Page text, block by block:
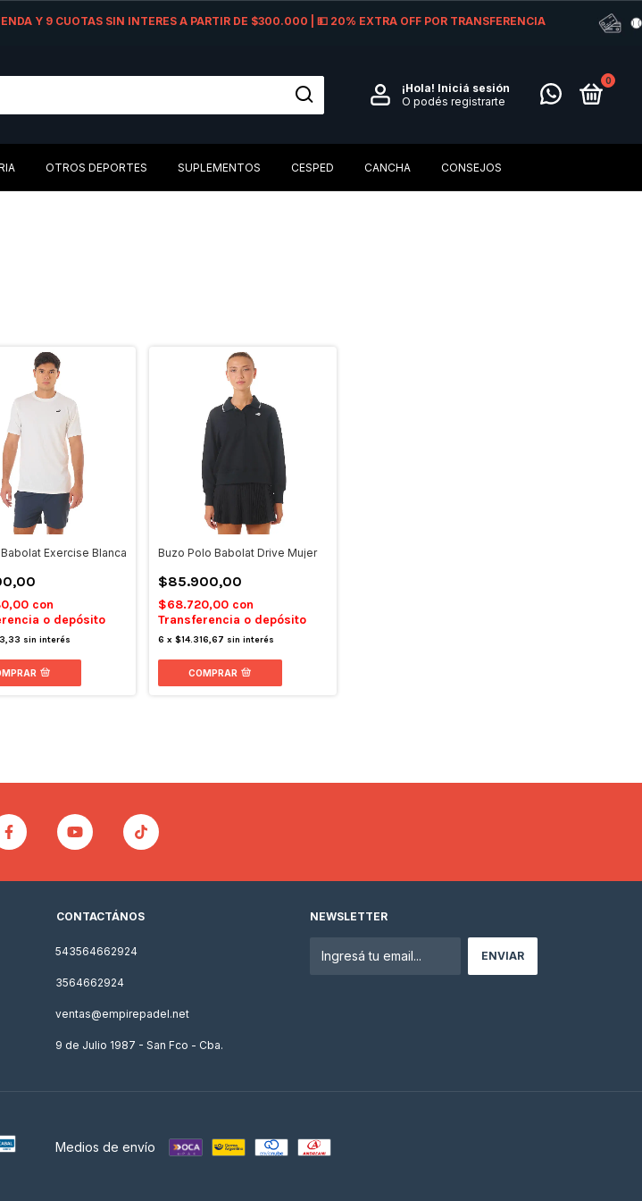
Y 9 CUOTAS SIN INTERES A PARTIR DE $300.000 | 💵 20% EXTRA OFF POR TRANSFERENCIA
¡Hola! Iniciá sesión
O podés registrarte
0
OTROS DEPORTES SUPLEMENTOS CESPED CANCHA CONSEJOS
Exercise Blanca
con
o depósito
sin interés
Buzo Polo Babolat Drive Mujer
$85.900,00
$68.720,00 con
Transferencia o depósito
6 x $14.316,67 sin interés
COMPRAR
CONTACTÁNOS
543564662924
3564662924
ventas@empirepadel.net
9 de Julio 1987 - San Fco - Cba.
NEWSLETTER
Medios de envío